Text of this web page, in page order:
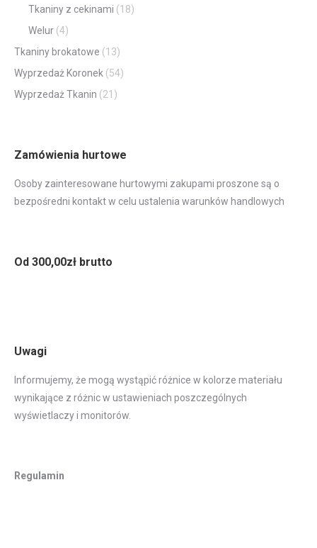
Tkaniny z cekinami (18)
Welur (4)
Tkaniny brokatowe (13)
Wyprzedaż Koronek (54)
Wyprzedaż Tkanin (21)
Zamówienia hurtowe
Osoby zainteresowane hurtowymi zakupami proszone są o
bezpośredni kontakt w celu ustalenia warunków handlowych
Od 300,00zł brutto
Uwagi
Informujemy, że mogą wystąpić różnice w kolorze materiału
wynikające z różnic w ustawieniach poszczególnych
wyświetlaczy i monitorów.
Regulamin